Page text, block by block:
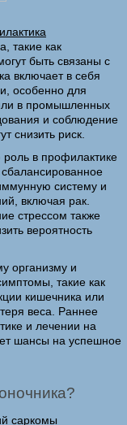
такие как
быть связаны с
включает в себя
особенно для
в промышленных
и соблюдение
снизить риск.
в профилактике
систему и
включая рак.
стрессом также
вероятность
организму и
такие как
кишечника или
веса. Раннее
и лечении на
шансы на успешное
саркомы